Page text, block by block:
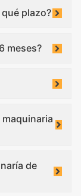
plazo?
meses?
de